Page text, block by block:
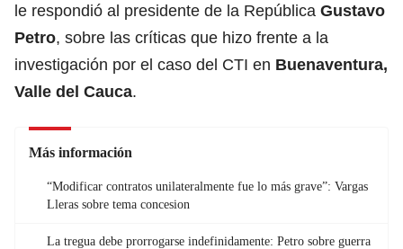
le respondió al presidente de la República Gustavo
Petro, sobre las críticas que hizo frente a la
investigación por el caso del CTI en Buenaventura,
Valle del Cauca.
Más información
“Modificar contratos unilateralmente fue lo más grave”: Vargas
Lleras sobre tema concesion
La tregua debe prorrogarse indefinidamente: Petro sobre guerra